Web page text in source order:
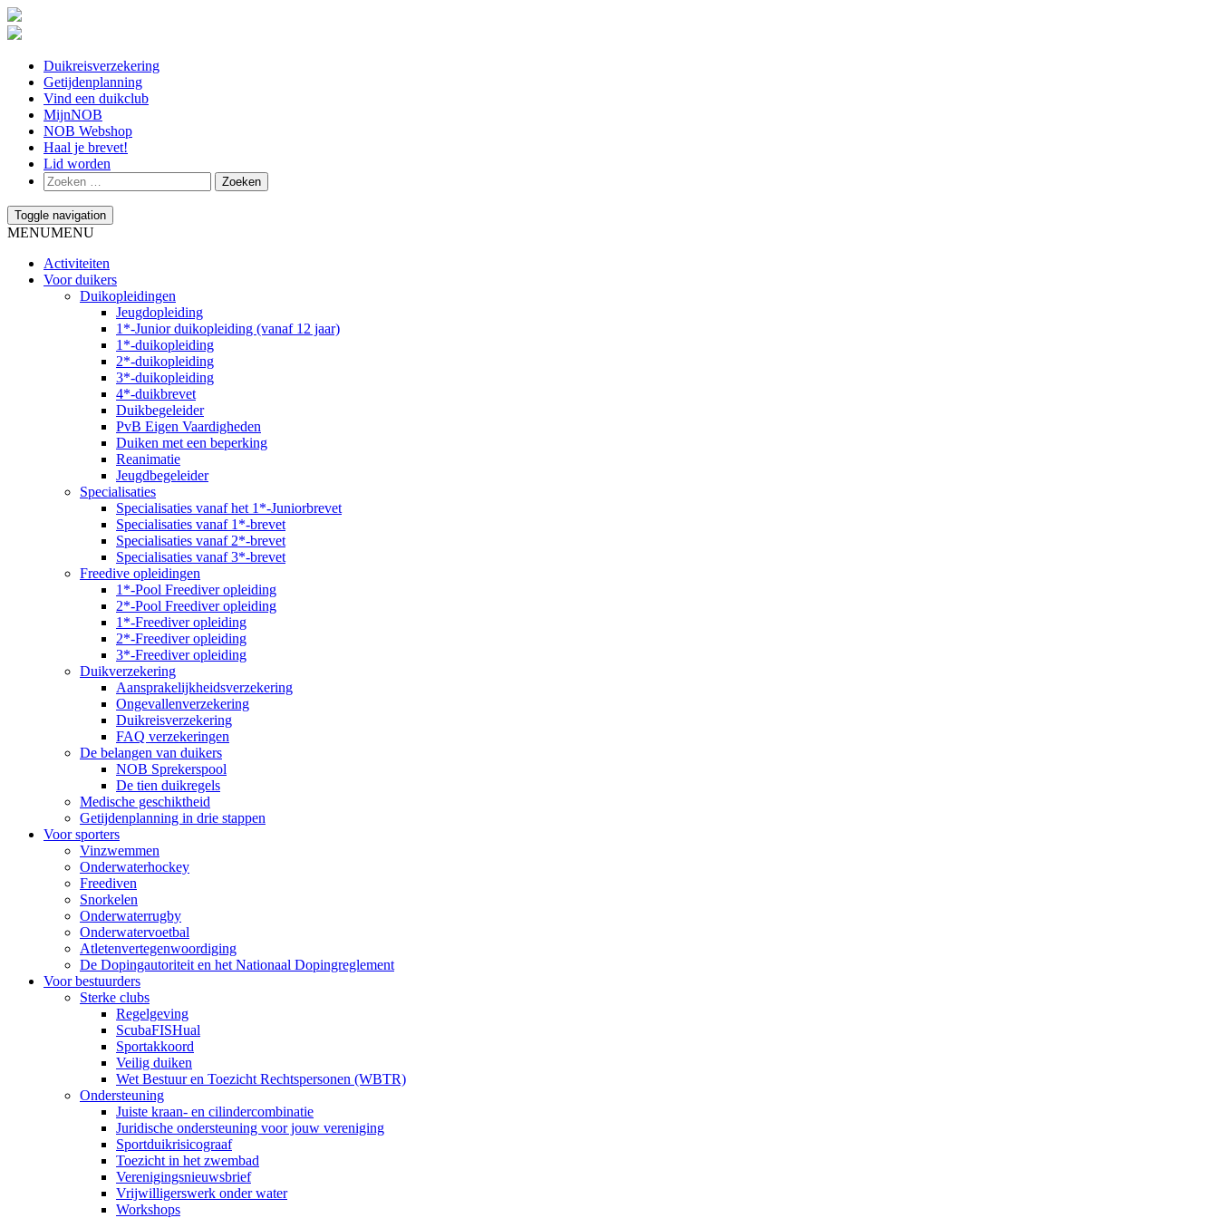
Duikreisverzekering
Getijdenplanning
Vind een duikclub
MijnNOB
NOB Webshop
Haal je brevet!
Lid worden
Toggle navigation
MENUMENU
Activiteiten
Voor duikers
Duikopleidingen
Jeugdopleiding
1*-Junior duikopleiding (vanaf 12 jaar)
1*-duikopleiding
2*-duikopleiding
3*-duikopleiding
4*-duikbrevet
Duikbegeleider
PvB Eigen Vaardigheden
Duiken met een beperking
Reanimatie
Jeugdbegeleider
Specialisaties
Specialisaties vanaf het 1*-Juniorbrevet
Specialisaties vanaf 1*-brevet
Specialisaties vanaf 2*-brevet
Specialisaties vanaf 3*-brevet
Freedive opleidingen
1*-Pool Freediver opleiding
2*-Pool Freediver opleiding
1*-Freediver opleiding
2*-Freediver opleiding
3*-Freediver opleiding
Duikverzekering
Aansprakelijkheidsverzekering
Ongevallenverzekering
Duikreisverzekering
FAQ verzekeringen
De belangen van duikers
NOB Sprekerspool
De tien duikregels
Medische geschiktheid
Getijdenplanning in drie stappen
Voor sporters
Vinzwemmen
Onderwaterhockey
Freediven
Snorkelen
Onderwaterrugby
Onderwatervoetbal
Atletenvertegenwoordiging
De Dopingautoriteit en het Nationaal Dopingreglement
Voor bestuurders
Sterke clubs
Regelgeving
ScubaFISHual
Sportakkoord
Veilig duiken
Wet Bestuur en Toezicht Rechtspersonen (WBTR)
Ondersteuning
Juiste kraan- en cilindercombinatie
Juridische ondersteuning voor jouw vereniging
Sportduikrisicograaf
Toezicht in het zwembad
Verenigingsnieuwsbrief
Vrijwilligerswerk onder water
Workshops